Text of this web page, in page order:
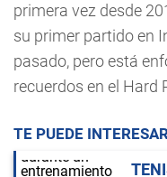
primera vez desde
su primer partido en
pasado, pero está
recuerdos en el Hard
TE PUEDE